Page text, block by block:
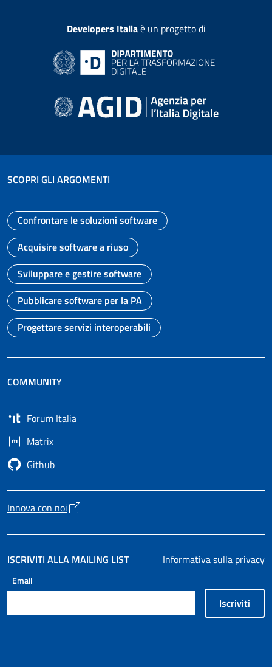
Developers Italiaè un progetto di
SCOPRI GLI ARGOMENTI
Vai alla pagina
Confrontare le soluzioni software
Vai alla pagina
Acquisire software a riuso
Vai alla pagina
Sviluppare e gestire software
Vai alla pagina
Pubblicare software per la PA
Vai alla pagina
Progettare servizi interoperabili
COMMUNITY
Forum Italia
Apre in un nuovo tab
Matrix
Apre in un nuovo tab
Github
Apre in un nuovo tab
Innova con noi
Apre in un nuovo tab
ISCRIVITI ALLA MAILING LIST Informativa sulla privacy
Email
Iscriviti